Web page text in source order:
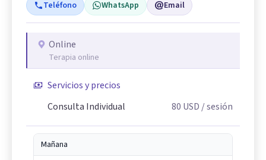
Teléfono WhatsApp Email
Online
Terapia online
Servicios y precios
Consulta Individual
80 USD / sesión
Mañana